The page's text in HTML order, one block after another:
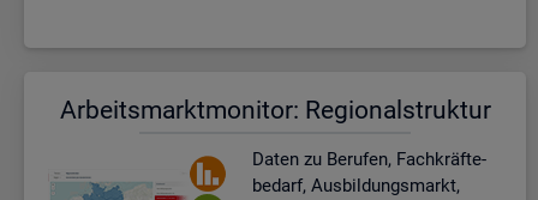
Ar­beits­markt­mo­ni­tor: Re­gio­nal­struk­tur
Daten zu Be­ru­fen, Fach­kräf­te­
be­darf, Aus­bil­dungs­markt,